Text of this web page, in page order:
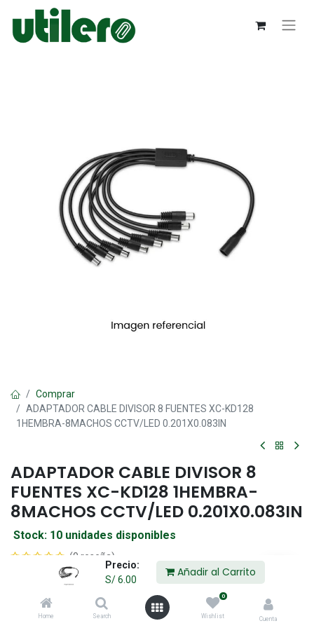
Precio:
S/6.00
Añadir al Carrito
Home Search
0
Wishlist Cuenta
Comprar
ADAPTADOR CABLE DIVISOR 8 FUENTES XC-KD128
1HEMBRA-8MACHOS CCTV/LED 0.201X0.083IN
ADAPTADOR CABLE DIVISOR 8
FUENTES XC-KD128 1HEMBRA-
8MACHOS CCTV/LED 0.201X0.083IN
Stock: 10 unidades disponibles
(0 reseña)
6.00